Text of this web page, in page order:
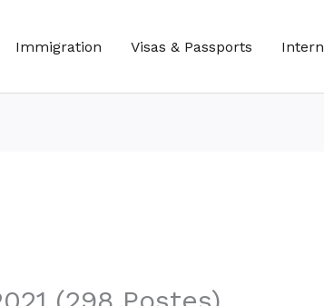
Immigration Visas & Passports